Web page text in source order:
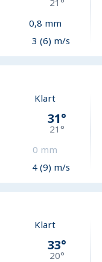
0,8 mm
3 (6) m/s
Klart
31°
21°
0 mm
4 (9) m/s
Klart
33°
20°